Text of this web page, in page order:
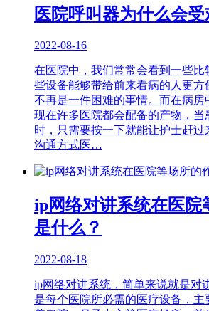
医院呼叫器为什么会受
2022-08-16
在医院中，我们常常会看到一些比
些设备能够带给前来看病的人更方
不再是一件困难的事情。而在病房
现在许多医院都会配备的产物，当
时，只需要按一下就能让护士赶过
沟通方式医…
ip网络对讲系统在医院
是什么？
2022-08-18
ip网络对讲系统，简单来说就是对
是每个医院所必需的医疗设备，主